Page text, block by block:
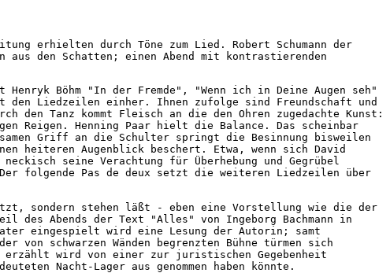
erhielten durch Töne zum Lied. Robert Schumann der
den Schatten; einen Abend mit kontrastierenden
Böhm "In der Fremde", "Wenn ich in Deine Augen seh"
den Liedzeilen einher. Ihnen zufolge sind Freundschaft und
den Tanz kommt Fleisch an die den Ohren zugedachte Kunst:
Reigen. Henning Paar hielt die Balance. Das scheinbar
Griff an die Schulter springt die Besinnung bisweilen
heiteren Augenblick beschert. Etwa, wenn sich David
seine Verachtung für Überhebung und Gegrübel
folgende Pas de deux setzt die weiteren Liedzeilen über
sondern stehen läßt - eben eine Vorstellung wie die der
des Abends der Text "Alles" von Ingeborg Bachmann in
eingespielt wird eine Lesung der Autorin; samt
schwarzen Wänden begrenzten Bühne türmen sich
erzählt wird von einer zur juristischen Gegebenheit
Nacht-Lager aus genommen haben könnte.